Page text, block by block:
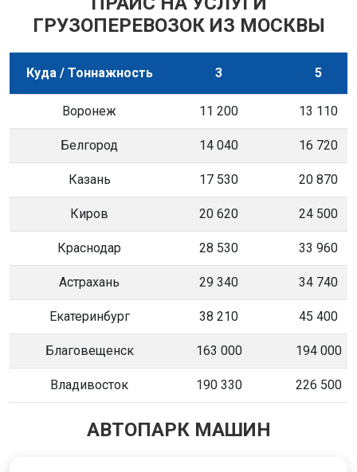
ГРУЗОПЕРЕВОЗОК ИЗ МОСКВЫ
Куда / Тоннажность 3 5
Воронеж 11 200 13 110
Белгород 14 040 16 720
Казань 17 530 20 870
Киров 20 620 24 500
Краснодар 28 530 33 960
Астрахань 29 340 34 740
Екатеринбург 38 210 45 400
Благовещенск 163 000 194 000
Владивосток 190 330 226 500
АВТОПАРК МАШИН